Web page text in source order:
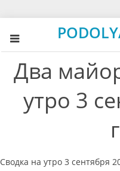
Два
утро 3
Сводка на утро 3 сентября